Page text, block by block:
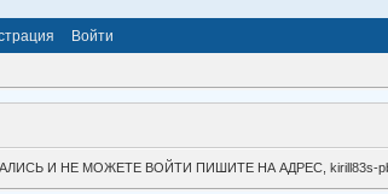
Войти
И НЕ МОЖЕТЕ ВОЙТИ ПИШИТЕ НА АДРЕС,